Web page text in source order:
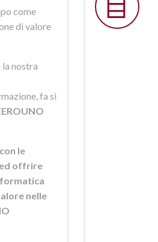
come
di valore
nostra
fa si
le
offrire
nelle